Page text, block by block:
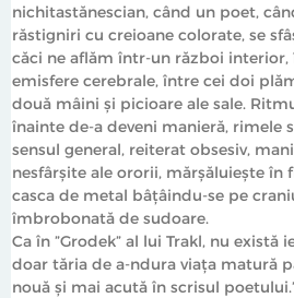
nichitastănescian, când un poet,
răstigniri cu creioane colorate, se
căci ne aflăm într-un război interior,
emisfere cerebrale, între cei doi
două mâini și picioare ale sale.
înainte de-a deveni manieră, rimele
sensul general, reiterat obsesiv,
nesfârșite ale ororii, mărșăluiește în
casca de metal bâțâindu-se pe
îmbrobonată de sudoare.
Ca în ”Grodek” al lui Trakl, nu există
doar tăria de a-ndura viața matură
nouă și mai acută în scrisul